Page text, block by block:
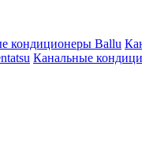
кондиционеры Ballu
Канальные